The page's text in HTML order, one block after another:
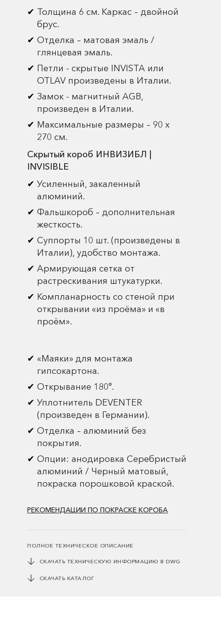
Толщина 6 см. Каркас – двойной
брус.
Отделка – матовая эмаль /
глянцевая эмаль.
Петли - скрытые INVISTA или
OTLAV произведены в Италии.
Замок - магнитный AGB,
произведен в Италии.
Максимальные размеры – 90 х
270 см.
Скрытый короб ИНВИЗИБЛ |
INVISIBLE
Усиленный, закаленный
алюминий.
Фальшкороб – дополнительная
жесткость.
Суппорты 10 шт. (произведены в
Италии), удобство монтажа.
Армирующая сетка от
растрескивания штукатурки.
Компланарность со стеной при
открывании «из проёма» и «в
проём».
«Маяки» для монтажа
гипсокартона.
Открывание 180°.
Уплотнитель DEVENTER
(произведен в Германии).
Отделка – алюминий без
покрытия.
Опции: анодировка Серебристый
алюминий / Черный матовый,
покраска порошковой краской.
РЕКОМЕНДАЦИИ ПО ПОКРАСКЕ КОРОБА
ПОЛНОЕ ТЕХНИЧЕСКОЕ ОПИСАНИЕ
СКАЧАТЬ ТЕХНИЧЕСКУЮ ИНФОРМАЦИЮ В DWG
СКАЧАТЬ КАТАЛОГ